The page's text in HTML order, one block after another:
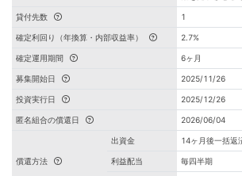
貸付先数 1
確定利回り（年換算・内部収益率） 2.7%
確定運用期間 6ヶ月
募集開始日 2025/11/26
投資実行日 2025/12/26
匿名組合の償還日 2026/06/04
償還方法
出資金 14ヶ月後一括返
利益配当 毎四半期